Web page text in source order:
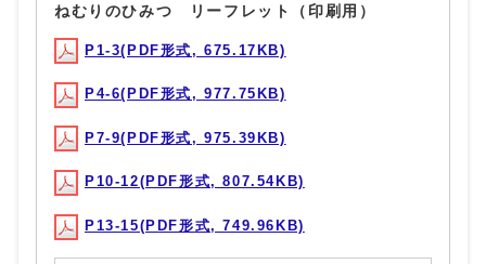
ねむりのひみつ リーフレット（印刷用）
P1-3(PDF形式, 675.17KB)
P4-6(PDF形式, 977.75KB)
P7-9(PDF形式, 975.39KB)
P10-12(PDF形式, 807.54KB)
P13-15(PDF形式, 749.96KB)